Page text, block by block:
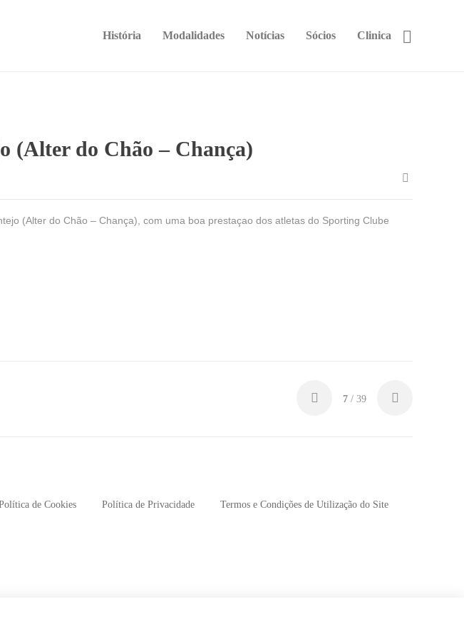
História Modalidades Notícias Sócios Clinica
(Alter do Chão – Chança)
(Alter do Chão – Chança), com uma boa prestaçao dos atletas do Sporting Clube
7 / 39
de Cookies Política de Privacidade Termos e Condições de Utilização do Site